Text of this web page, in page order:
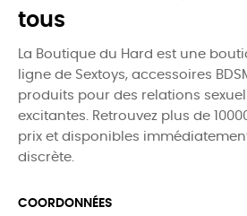
tous
La Boutique du Hard est une
ligne de Sextoys, accessoires
produits pour des relations
excitantes. Retrouvez plus de
prix et disponibles
discrète.
COORDONNÉES